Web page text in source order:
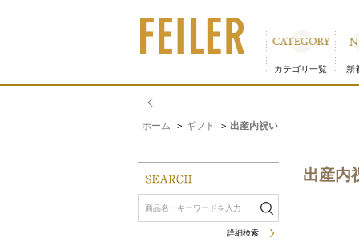
カテゴリ一覧 新
ホーム > ギフト > 出産内祝い
出産内
詳細検索